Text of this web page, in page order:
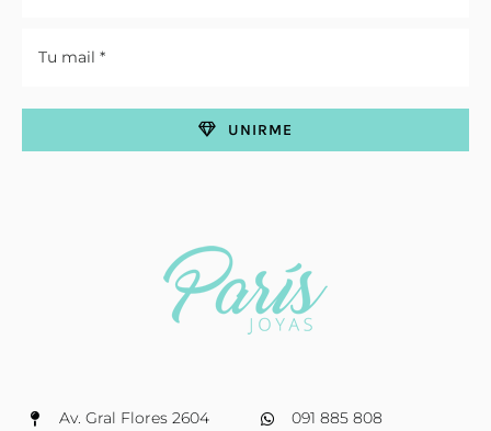
Av. Gral Flores 2604
091 885 808
UNIRME